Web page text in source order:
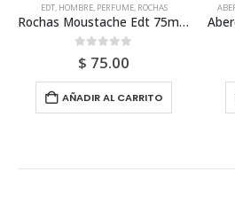
ABERCROMBIE,EDT,HOMBRE,PERFUME
Abercrombie Fierce Cologne 100ml Para Hombre
0out of 5
$101.00
AÑADIR AL CARRITO